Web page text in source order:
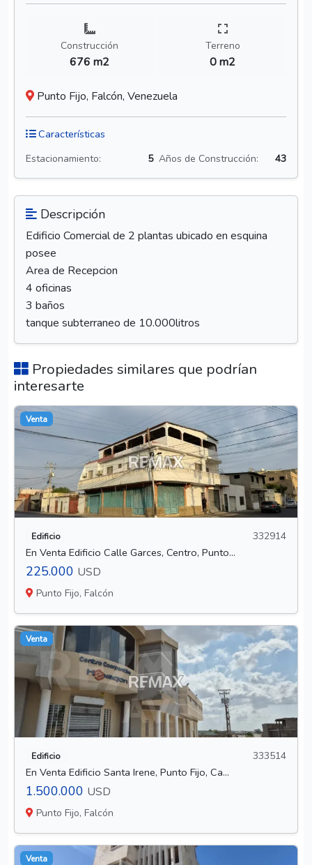
Construcción
676 m2
Terreno
0 m2
Punto Fijo, Falcón, Venezuela
Características
Estacionamiento: 5 Años de Construcción: 43
Descripción
Edificio Comercial de 2 plantas ubicado en esquina
posee
Area de Recepcion
4 oficinas
3 baños
tanque subterraneo de 10.000litros
Propiedades similares que podrían
interesarte
Venta
Edificio 332914
En Venta Edificio Calle Garces, Centro, Punto...
225.000 USD
Punto Fijo, Falcón
Venta
Edificio 333514
En Venta Edificio Santa Irene, Punto Fijo, Ca...
1.500.000 USD
Punto Fijo, Falcón
Venta